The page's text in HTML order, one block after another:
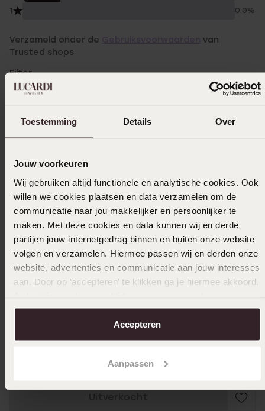
Toestemming Details Over
Jouw voorkeuren
Wij gebruiken altijd functionele en analytische cookies. Ook
willen we cookies plaatsen en data verzamelen om de
communicatie naar jou makkelijker en persoonlijker te
maken. Met deze cookies en data kunnen wij en derde
partijen jouw internetgedrag binnen en buiten onze website
volgen en verzamelen. Hiermee passen wij en derden onze
website, advertenties en communicatie aan jouw interesses
aan. Door op ‘accepteren’ te klikken ga je hiermee akkoord.
over in onscookiebeleid.
Accepteren
Aanpassen
1 0.0%
Verzameld onder de
van
Trusted shops
Filter
21-02-2025 - Leonor B.
27-11-2024 - J P.
Mooi kruisje, om altijd te dragen.
10-06-2024 - Roxanne B.
afgewerkt met steentjes. Heel blij mee!
Toon meer